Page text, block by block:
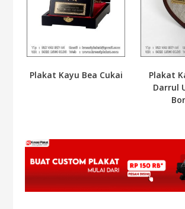
Plakat Kayu Bea Cukai
Plakat
Darrul